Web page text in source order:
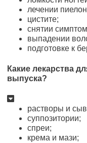
лечении
цистите;
снятии
выпадении
подготовке к
Какие лекарства
выпуска?
растворы и
суппозитории;
спреи;
крема и мази;